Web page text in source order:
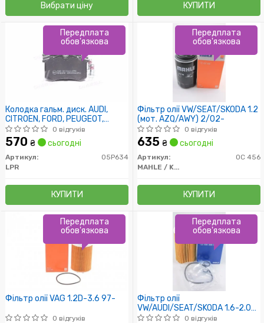
Вибрати ціну КУПИТИ
Колодка гальм. диск. AUDI,
CITROEN, FORD, PEUGEOT,
RENAULT, SEAT, SKODA, VW
задн. (вир-во LPR)
0 відгуків
570 ₴ сьогодні
Артикул:
05P634
LPR
КУПИТИ
Передплата
обов'язкова
Фільтр олії VW/SEAT/SKODA 1.2
(мот. AZQ/AWY) 2/02-
0 відгуків
635 ₴ сьогодні
Артикул:
OC 456
MAHLE / KNECHT
КУПИТИ
Передплата
обов'язкова
Фільтр олії VAG 1.2D-3.6 97-
0 відгуків
Передплата
обов'язкова
Фільтр олії
VW/AUDI/SEAT/SKODA 1.6-2.0
TDI 04/08-
0 відгуків
Передплата
обов'язкова